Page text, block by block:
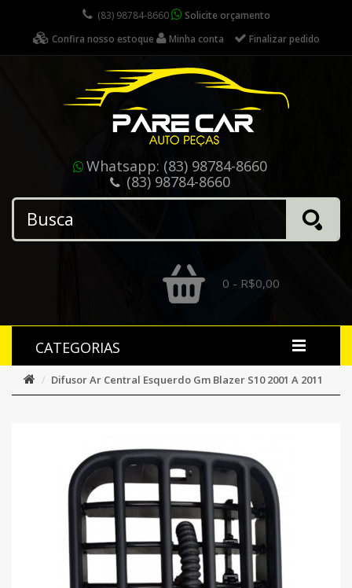
(83) 98784-8660
Solicite orçamento
Confira nosso estoque
Minha conta Finalizar pedido
Whatsapp: (83) 98784-8660
(83) 98784-8660
0 - R$0,00
CATEGORIAS
Difusor Ar Central Esquerdo Gm Blazer S10 2001 A 2011